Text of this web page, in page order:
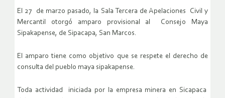
El 27 de marzo pasado, la Sala Tercera de Apelaciones Civil y
Mercantil otorgó amparo provisional al Consejo Maya
Sipakapense, de Sipacapa, San Marcos.
El amparo tiene como objetivo que se respete el derecho de
consulta del pueblo maya sipakapense.
Toda actividad iniciada por la empresa minera en Sicapaca